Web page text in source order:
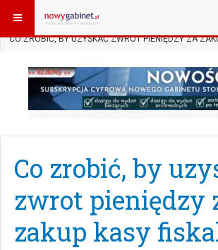
JESTEŚ TUTAJ: START
CO ZROBIĆ, BY UZYSKAĆ ZWROT PIENIĘDZY ZA
Co zrobić, by
zwrot pieniędzy
zakup kasy